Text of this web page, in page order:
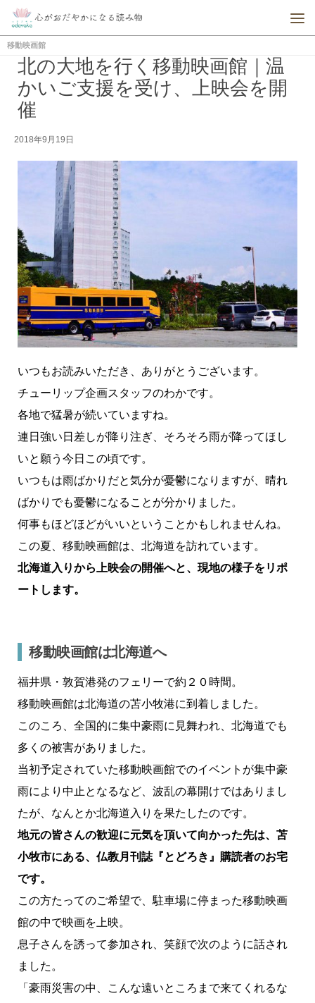
移動映画館
北の大地を行く移動映画館｜温
かいご支援を受け、上映会を開
催
2018年9月19日
いつもお読みいただき、ありがとうございます。
チューリップ企画スタッフのわかです。
各地で猛暑が続いていますね。
連日強い日差しが降り注ぎ、そろそろ雨が降ってほし
いと願う今日この頃です。
いつもは雨ばかりだと気分が憂鬱になりますが、晴れ
ばかりでも憂鬱になることが分かりました。
何事もほどほどがいいということかもしれませんね。
この夏、移動映画館は、北海道を訪れています。
北海道入りから上映会の開催へと、現地の様子をリポ
ートします。
移動映画館は北海道へ
福井県・敦賀港発のフェリーで約２０時間。
移動映画館は北海道の苫小牧港に到着しました。
このころ、全国的に集中豪雨に見舞われ、北海道でも
多くの被害がありました。
当初予定されていた移動映画館でのイベントが集中豪
雨により中止となるなど、波乱の幕開けではありまし
たが、なんとか北海道入りを果たしたのです。
地元の皆さんの歓迎に元気を頂いて向かった先は、苫
小牧市にある、仏教月刊誌『とどろき』購読者のお宅
です。
この方たってのご希望で、駐車場に停まった移動映画
館の中で映画を上映。
息子さんを誘って参加され、笑顔で次のように話され
ました。
「豪雨災害の中、こんな遠いところまで来てくれるな